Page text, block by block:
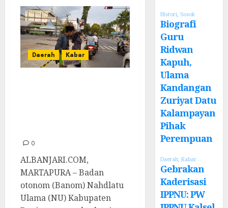
Daerah Kabar
0
ALBANJARI.COM,
MARTAPURA – Badan
otonom (Banom) Nahdlatu
Ulama (NU) Kabupaten
Histori, Sosok
Biografi
Guru
Ridwan
Kapuh,
Ulama
Kandangan
Zuriyat Datu
Kalampayan
Pihak
Perempuan
Daerah,Kabar
Gebrakan
Kaderisasi
IPPNU: PW